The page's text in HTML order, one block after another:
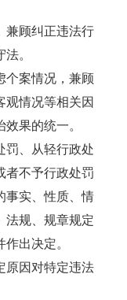
顾纠正违法行
。
案情况，兼顾
观情况等相关因
果的统一。
罚、从轻行政处
者不予行政处罚
事实、性质、情
法规、规章规定
出决定。
原因对特定违法